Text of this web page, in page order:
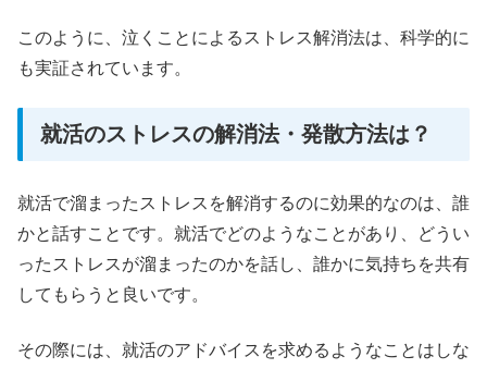
このように、泣くことによるストレス解消法は、科学的に
も実証されています。
就活のストレスの解消法・発散方法は？
就活で溜まったストレスを解消するのに効果的なのは、誰
かと話すことです。就活でどのようなことがあり、どうい
ったストレスが溜まったのかを話し、誰かに気持ちを共有
してもらうと良いです。
その際には、就活のアドバイスを求めるようなことはしな